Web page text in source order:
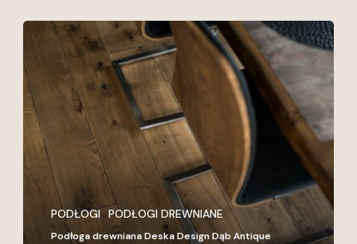
Podłoga
drewniana
Deska
Design
Dąb
Antique
PODŁOGI PODŁOGI DREWNIANE
Podłoga drewniana Deska Design Dąb Antique